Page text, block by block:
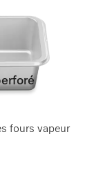
fours vapeur